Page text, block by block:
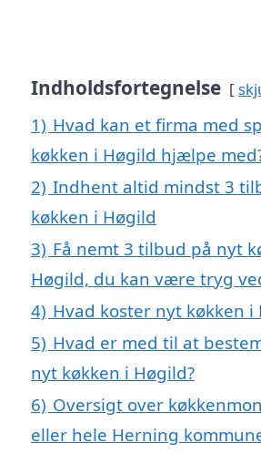
Indholdsfortegnelse
1) Hvad kan et firma med
køkken i Høgild hjælpe
2) Indhent altid mindst 3
køkken i Høgild
3) Få nemt 3 tilbud på nyt
Høgild, du kan være tryg
4) Hvad koster nyt køkken i
5) Hvad er med til at
nyt køkken i Høgild?
6) Oversigt over
eller hele Herning